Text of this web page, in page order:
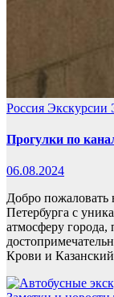
Россия Экскурсии
Прогулки по
06.08.2024
Добро пожаловать
Петербурга с
атмосферу
Крови и